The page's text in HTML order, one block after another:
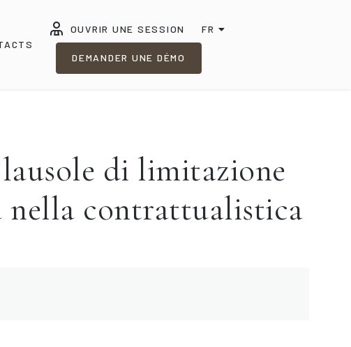
OUVRIR UNE SESSION FR
DEMANDER UNE DÉMO
di limitazione
nella contrattualistica